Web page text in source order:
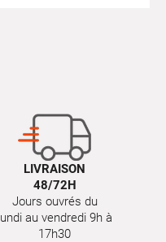
LIVRAISON
48/72H
Jours ouvrés du
lundi au vendredi 9h à
17h30